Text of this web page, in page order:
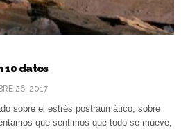
10 datos
26, 2017
sobre el estrés postraumático, sobre
que sentimos que todo se mueve,